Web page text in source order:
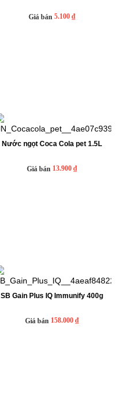
Giá bán 5.100 ₫
Nước ngọt Coca Cola pet 1.5L
Giá bán 13.900 ₫
SB Gain Plus IQ Immunify 400g
Giá bán 158.000 ₫